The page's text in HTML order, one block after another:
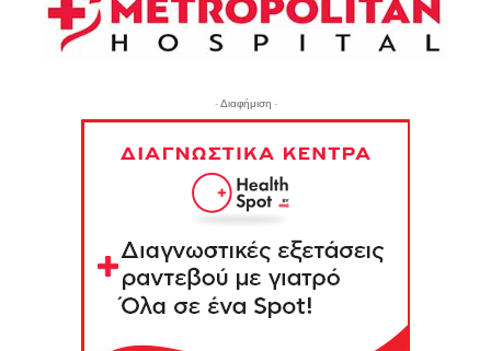
- Διαφήμιση -